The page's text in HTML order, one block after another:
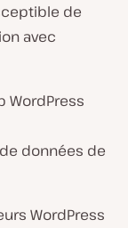
de
avec
WordPress
données de
WordPress